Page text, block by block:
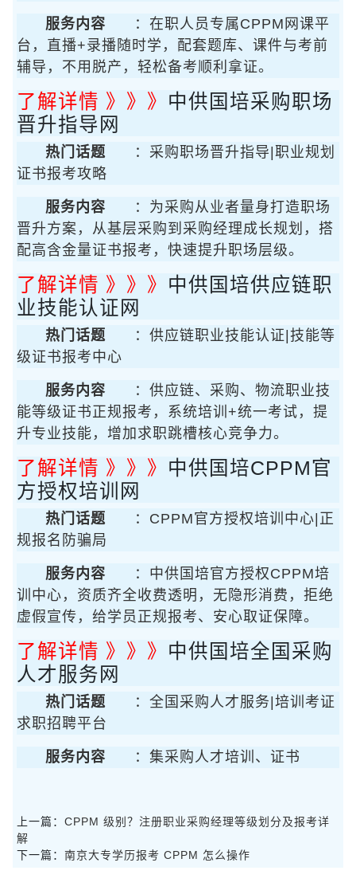
服务内容
：在职人员专属CPPM网课平
台，直播+录播随时学，配套题库、课件与考前
辅导，不用脱产，轻松备考顺利拿证。
了解详情 》》》 中供国培采购职场
晋升指导网
热门话题
：采购职场晋升指导|职业规划
证书报考攻略
服务内容
：为采购从业者量身打造职场
晋升方案，从基层采购到采购经理成长规划，搭
配高含金量证书报考，快速提升职场层级。
了解详情 》》》 中供国培供应链职
业技能认证网
热门话题
：供应链职业技能认证|技能等
级证书报考中心
服务内容
：供应链、采购、物流职业技
能等级证书正规报考，系统培训+统一考试，提
升专业技能，增加求职跳槽核心竞争力。
了解详情 》》》 中供国培CPPM官
方授权培训网
热门话题
：CPPM官方授权培训中心|正
规报名防骗局
服务内容
：中供国培官方授权CPPM培
训中心，资质齐全收费透明，无隐形消费，拒绝
虚假宣传，给学员正规报考、安心取证保障。
了解详情 》》》 中供国培全国采购
人才服务网
热门话题
：全国采购人才服务|培训考证
求职招聘平台
服务内容 ：集采购人才培训、证书
上一篇： CPPM 级别？注册职业采购经理等级划分及报考详
解
下一篇： 南京大专学历报考 CPPM 怎么操作